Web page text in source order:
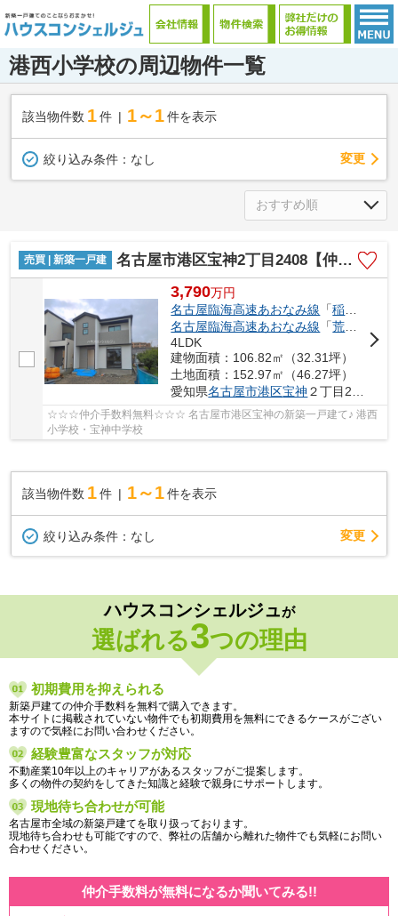
港西小学校の周辺物件一覧
該当物件数 1件 1～1 件を表示
絞り込み条件： なし 変更
売買 | 新築一戸建 名古屋市港区宝神2丁目2408【仲介手数料無料】新築一戸建て 3号棟
3,790万円
名古屋臨海高速あおなみ線 「稲永
名古屋臨海高速あおなみ線 「荒子川公園
4LDK
建物面積：106.82㎡（32.31坪）
土地面積：152.97㎡（46.27坪）
愛知県名古屋市港区宝神 ２丁目2408-1
☆☆☆仲介手数料無料☆☆☆ 名古屋市港区宝神の新築一戸建て♪ 港西
小学校・宝神中学校
該当物件数 1件 1～1 件を表示
絞り込み条件： なし 変更
ハウスコンシェルジュが
選ばれる3つの理由
初期費用を抑えられる
新築戸建ての仲介手数料を無料で購入できます。
本サイトに掲載されていない物件でも初期費用を無料にできるケースがござい
ますので気軽にお問い合わせください。
経験豊富なスタッフが対応
不動産業10年以上のキャリアがあるスタッフがご提案します。
多くの物件の契約をしてきた知識と経験で親身にサポートします。
現地待ち合わせが可能
名古屋市全域の新築戸建てを取り扱っております。
現地待ち合わせも可能ですので、弊社の店舗から離れた物件でも気軽にお問い
合わせください。
仲介手数料が無料になるか聞いてみる!!